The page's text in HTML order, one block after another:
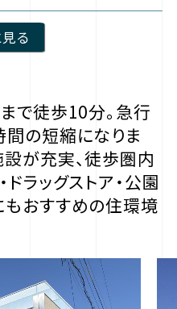
る
で徒歩10分。急行
の短縮になりま
が充実、徒歩圏内
ドラッグストア・公園
もおすすめの住環境